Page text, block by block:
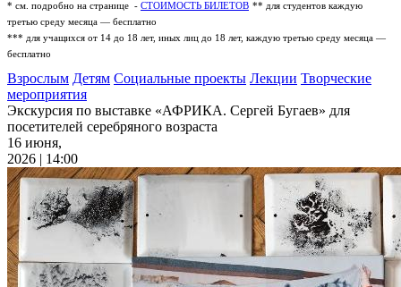
* см. подробно на странице - СТОИМОСТЬ БИЛЕТОВ ** для студентов каждую
третью среду месяца — бесплатно
*** для учащихся от 14 до 18 лет, иных лиц до 18 лет, каждую третью среду месяца —
бесплатно
Взрослым Детям Социальные проекты Лекции Творческие
мероприятия
Экскурсия по выставке «АФРИКА. Сергей Бугаев» для
посетителей серебряного возраста
16 июня,
2026 | 14:00